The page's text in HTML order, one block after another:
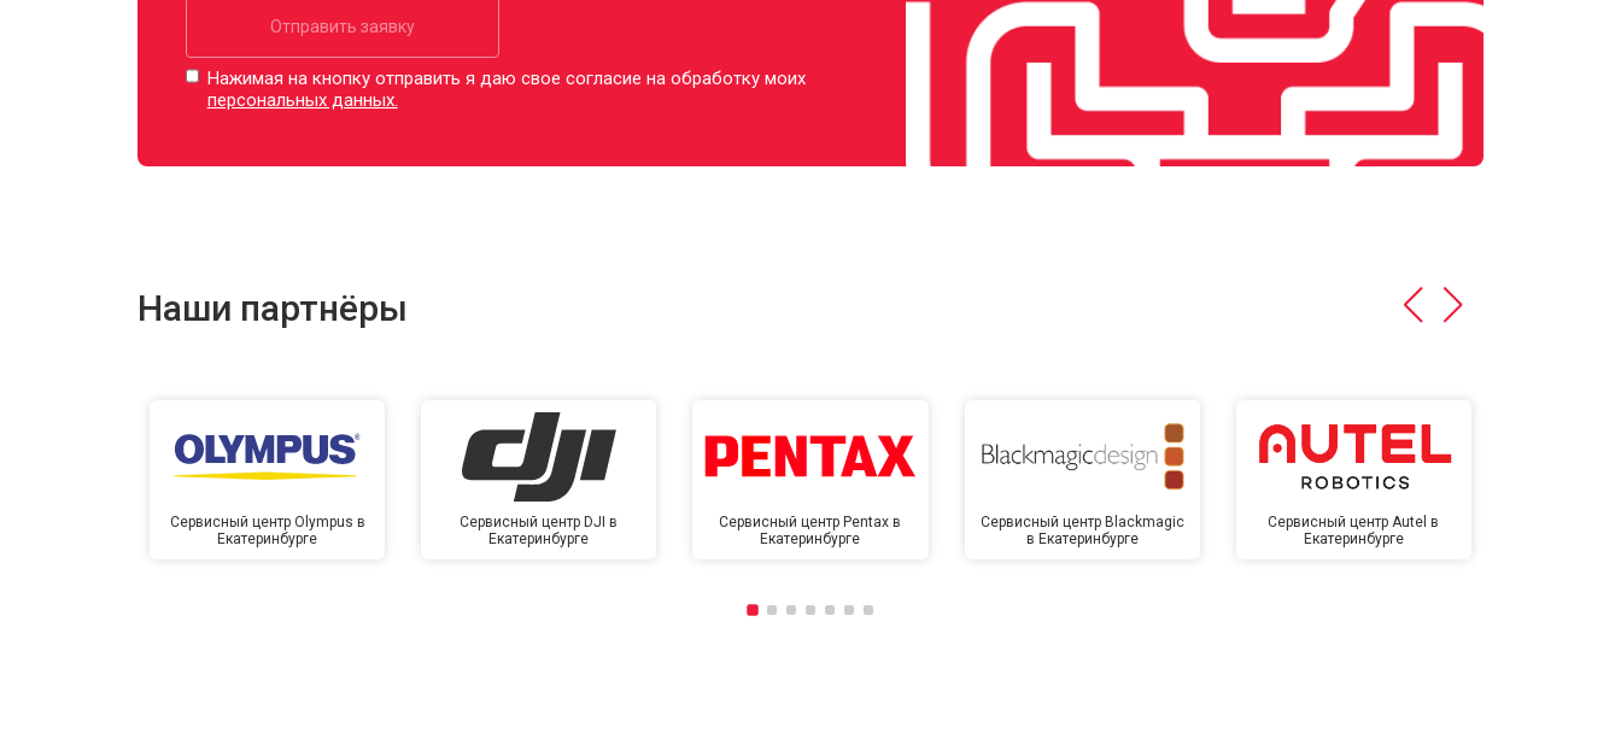
Отправить заявку
Нажимая на кнопку отправить я даю свое согласие на обработку моих
персональных данных.
Наши партнёры
Сервисный центр Olympus в
Екатеринбурге
Сервисный центр DJI в
Екатеринбурге
Сервисный центр Pentax в
Екатеринбурге
Сервисный центр Blackmagic
в Екатеринбурге
Сервисный центр Autel в
Екатеринбурге